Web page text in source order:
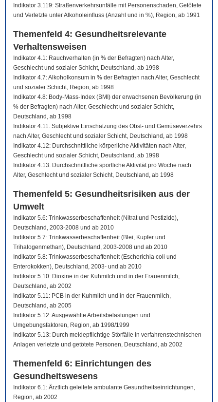
Indikator 3.119: Straßenverkehrsunfälle mit Personenschaden, Getötete
und Verletzte unter Alkoholeinfluss (Anzahl und in %), Region, ab 1991
Themenfeld 4: Gesundheitsrelevante
Verhaltensweisen
Indikator 4.1: Rauchverhalten (in % der Befragten) nach Alter,
Geschlecht und sozialer Schicht, Deutschland, ab 1998
Indikator 4.7: Alkoholkonsum in % der Befragten nach Alter, Geschlecht
und sozialer Schicht, Region, ab 1998
Indikator 4.8: Body-Mass-Index (BMI) der erwachsenen Bevölkerung (in
% der Befragten) nach Alter, Geschlecht und sozialer Schicht,
Deutschland, ab 1998
Indikator 4.11: Subjektive Einschätzung des Obst- und Gemüseverzehrs
nach Alter, Geschlecht und sozialer Schicht, Deutschland, ab 1998
Indikator 4.12: Durchschnittliche körperliche Aktivitäten nach Alter,
Geschlecht und sozialer Schicht, Deutschland, ab 1998
Indikator 4.13: Durchschnittliche sportliche Aktivität pro Woche nach
Alter, Geschlecht und sozialer Schicht, Deutschland, ab 1998
Themenfeld 5: Gesundheitsrisiken aus der
Umwelt
Indikator 5.6: Trinkwasserbeschaffenheit (Nitrat und Pestizide),
Deutschland, 2003-2008 und ab 2010
Indikator 5.7: Trinkwasserbeschaffenheit (Blei, Kupfer und
Trihalogenmethan), Deutschland, 2003-2008 und ab 2010
Indikator 5.8: Trinkwasserbeschaffenheit (Escherichia coli und
Enterokokken), Deutschland, 2003- und ab 2010
Indikator 5.10: Dioxine in der Kuhmilch und in der Frauenmilch,
Deutschland, ab 2002
Indikator 5.11: PCB in der Kuhmilch und in der Frauenmilch,
Deutschland, ab 2005
Indikator 5.12: Ausgewählte Arbeitsbelastungen und
Umgebungsfaktoren, Region, ab 1998/1999
Indikator 5.13: Durch meldepflichtige Störfälle in verfahrenstechnischen
Anlagen verletzte und getötete Personen, Deutschland, ab 2002
Themenfeld 6: Einrichtungen des
Gesundheitswesens
Indikator 6.1: Ärztlich geleitete ambulante Gesundheitseinrichtungen,
Region, ab 2002